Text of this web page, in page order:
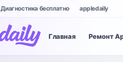
Диагностика бесплатно appledaily
Главная Ремонт